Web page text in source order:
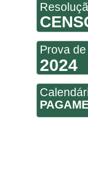
Prova
2024